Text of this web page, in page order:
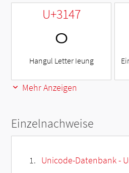
U+3147
ㅇ
Hangul Letter Ieung
Mehr Anzeigen
Einzelnachweise
Unicode-Datenbank -